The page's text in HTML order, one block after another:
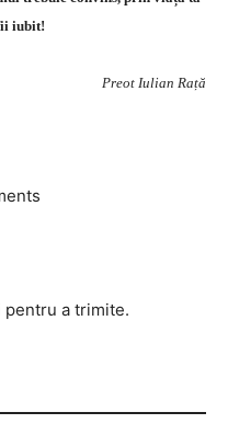
iubit!
Preot Iulian Rață
pentru a trimite.